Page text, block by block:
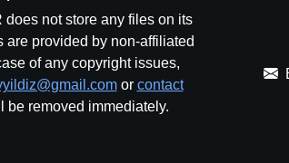
does not store any files on its
are provided by non-affiliated
of any copyright issues,
or contact
be removed immediately.